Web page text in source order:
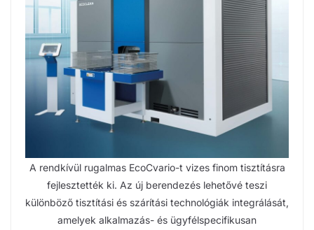
A rendkívül rugalmas EcoCvario-t vizes finom tisztításra
fejlesztették ki. Az új berendezés lehetővé teszi
különböző tisztítási és szárítási technológiák integrálását,
amelyek alkalmazás- és ügyfélspecifikusan